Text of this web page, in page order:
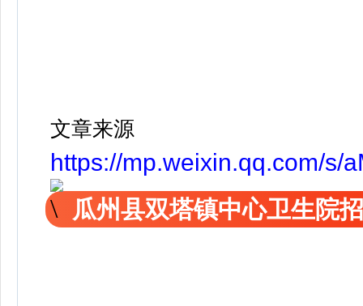
文章来源
https://mp.weixin.qq.com/s/
瓜州县双塔镇中心卫生院